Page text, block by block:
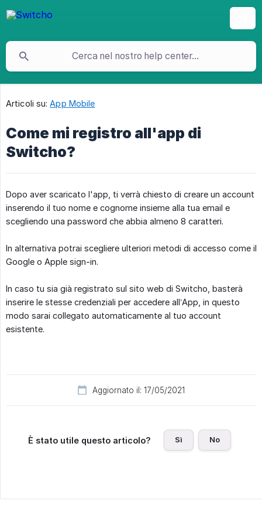
Articoli su: App Mobile
Come mi registro all'app di
Switcho?
Dopo aver scaricato l'app, ti verrà chiesto di creare un account
inserendo il tuo nome e cognome insieme alla tua email e
scegliendo una password che abbia almeno 8 caratteri.
In alternativa potrai scegliere ulteriori metodi di accesso come il
Google o Apple sign-in.
In caso tu sia già registrato sul sito web di Switcho, basterà
inserire le stesse credenziali per accedere all’App, in questo
modo sarai collegato automaticamente al tuo account
esistente.
Aggiornato il: 17/05/2021
È stato utile questo articolo? Sì No